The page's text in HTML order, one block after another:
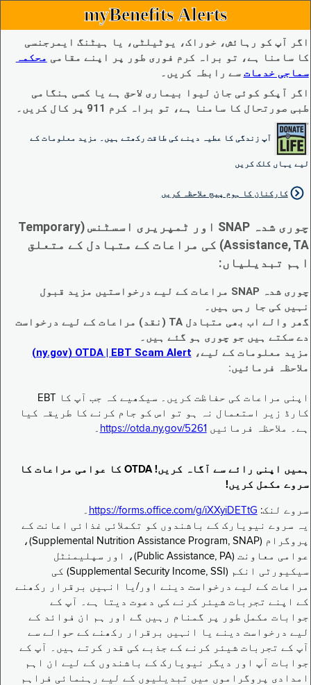
myBenefits Alerts
اگر آپ کو رہائش، خوراک، یوٹیلٹی، یا ہیٹنگ ایمرجنسی
کا سامنا ہے، تو براہ کرم فوری طور پر اپنے مقامی محکمہ
سماجی خدمات سے رابطہ کریں۔
اگر آپکو کوئی جان لیوا بیماری لاحق ہے یا کسی ہنگامی
طبی صورتحال کا سامنا ہے، تو براہ کرم 911 پر کال کریں۔
آپ زندگی کا عطیہ دینے کی طاقت رکھتے ہیں۔ مزید معلومات کے
لیے یہاں کلک کریں
کارکنان کا ہوم پیج ملاحظہ کریں
چوری شدہ SNAP اور ٹمپریری اسسٹنس (Temporary
Assistance, TA) کی مراعات کے متبادل کے متعلق
اہم تبدیلیاں:
چوری شدہ SNAP مراعات کے لیے درخواستیں مزید قبول
نہیں کی جا رہی ہیں۔
گھر والے اب بھی متبادل TA (نقد) مراعات کے لیے درخواست
دے سکتے ہیں جو چوری ہو گئے ہیں۔
مزید معلومات کے لیے، EBT Scam Alert ‏| OTDA ‏(ny.gov)
ملاحظہ فرمائیں:
اپنی مراعات کی حفاظت کریں۔ سیکھیے کہ جب آپ کا EBT
کارڈ زیر استعمال نہ ہو تو اس کو جام کرنے کا طریقہ کیا
ہے۔ ملاحظہ فرمائیں https://otda.ny.gov/5261 ۔
ہمیں اپنی رائے سے آگاہ کریں! OTDA کا عوامی مراعات کا
سروے مکمل کریں!
سروے لنک: https://forms.office.com/g/iXXyiDETtG ۔
یہ سروے نیویارک کے باشندوں کو تکملائی غذائی اعانت کے
پروگرام (Supplemental Nutrition Assistance Program, SNAP)،
عوامی معاونت (Public Assistance, PA)، اور سپلیمنٹل
سیکیورٹی انکم (Supplemental Security Income, SSI) کی
مراعات کے لیے درخواست دینے اور/یا انہیں برقرار رکھنے
کے اپنے تجربات شیئر کرنے کی دعوت دیتا ہے۔ آپ کے
جوابات مکمل طور پر گمنام رہیں گے اور ہم ان فوائد کے
لیے درخواست دینے یا انہیں برقرار رکھنے کے حوالے سے
آپ کے تجربات شیئر کرنے کے جذبے کی قدر کرتے ہیں۔ آپ کے
جوابات آپ اور دیگر نیویارک کے باشندوں کے لیے ان اہم
امدادی پروگراموں میں تبدیلیوں کے لیے رہنمائی فراہم